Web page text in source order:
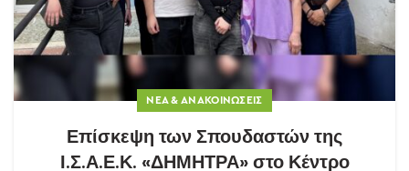
ΝΈΑ & ΑΝΑΚΟΙΝΏΣΕΙΣ
Επίσκεψη των Σπουδαστών της
Ι.Σ.Α.Ε.Κ. «ΔΗΜΗΤΡΑ» στο Κέντρο